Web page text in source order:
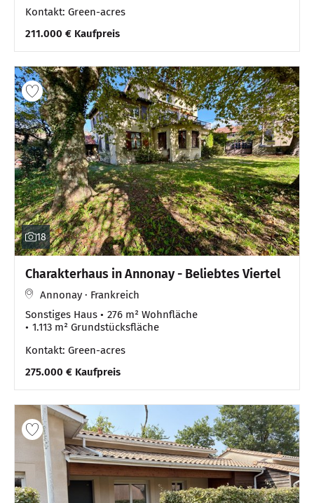
Kontakt: Green-acres
211.000 € Kaufpreis
18
Charakterhaus in Annonay - Beliebtes Viertel
Annonay · Frankreich
Sonstiges Haus
276 m² Wohnfläche
1.113 m² Grundstücksfläche
Kontakt: Green-acres
275.000 € Kaufpreis